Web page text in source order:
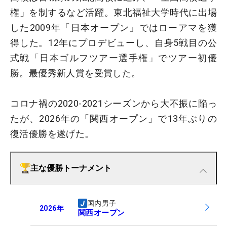
権」を制するなど活躍。東北福祉大学時代に出場
した2009年「日本オープン」ではローアマを獲
得した。12年にプロデビューし、自身5戦目の公
式戦「日本ゴルフツアー選手権」でツアー初優
勝。最優秀新人賞を受賞した。
コロナ禍の2020-2021シーズンから大不振に陥っ
たが、2026年の「関西オープン」で13年ぶりの
復活優勝を遂げた。
主な優勝トーナメント
2026年
国内男子
関西オープン